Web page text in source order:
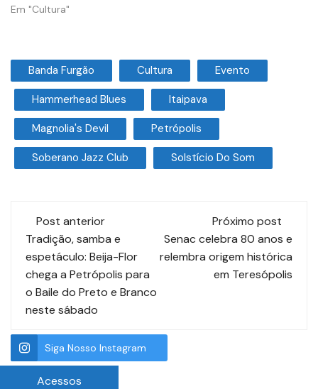
Em "Cultura"
Banda Furgão Cultura Evento
Hammerhead Blues Itaipava
Magnolia's Devil Petrópolis
Soberano Jazz Club Solstício Do Som
Post anterior
Tradição, samba e
espetáculo: Beija-Flor
chega a Petrópolis para
o Baile do Preto e Branco
neste sábado
Próximo post
Senac celebra 80 anos e
relembra origem histórica
em Teresópolis
Siga Nosso Instagram
Acessos